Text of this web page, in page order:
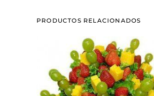
PRODUCTOS RELACIONADOS